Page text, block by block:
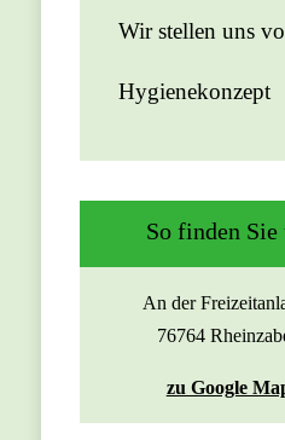
Wir stellen uns
Hygienekonzept
So finden Sie
An der
76764
zu Google